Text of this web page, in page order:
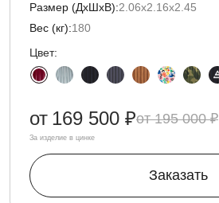
Размер (ДxШxВ):2.06х2.16х2.45
Вес (кг):180
Цвет:
195 000 ₽
от 169 500 ₽
За изделие в цинке
Заказать